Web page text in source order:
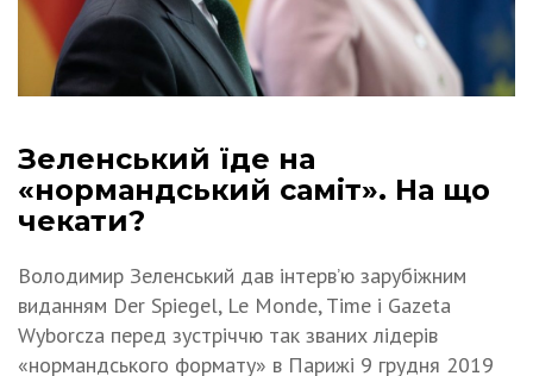
Зеленський їде на
«нормандський саміт». На що
чекати?
Володимир Зеленський дав інтерв’ю зарубіжним
виданням Der Spiegel, Le Monde, Time і Gazeta
Wyborcza перед зустріччю так званих лідерів
«нормандського формату» в Парижі 9 грудня 2019